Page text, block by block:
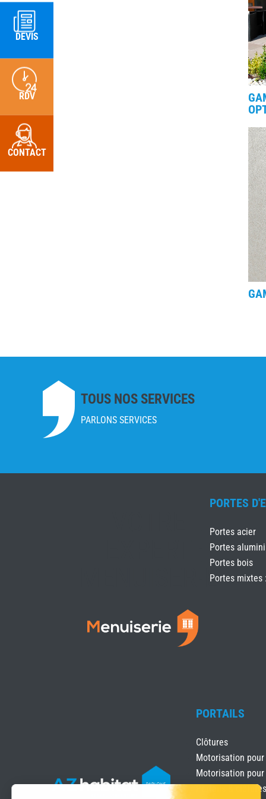
TOUS NOS SERVICES
PARLONS SERVICES
MENUISERIE
PORTES
Portes acier
Portes
Portes bois
Portes
PORTAILS
Clôtures
Motorisation
Motorisation
Portails & clôtures
DEVIS
RDV
CONTACT